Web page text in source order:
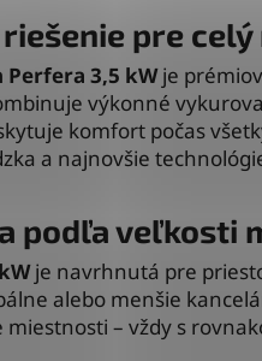
pre celý
3,5 kWje
výkonné
komfort počas
a najnovšie
podľa veľkosti
je navrhnutá pre
alebo menšie
miestnosti – vždy s